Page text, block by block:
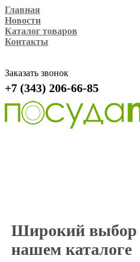
Главная
Новости
Каталог товаров
Контакты
Заказать звонок
+7 (343) 206-66-85
Широкий выбор
нашем каталоге